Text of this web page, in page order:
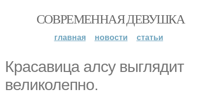
СОВРЕМЕННАЯ ДЕВУШКА
главная новости статьи
Красавица алсу выглядит
великолепно.